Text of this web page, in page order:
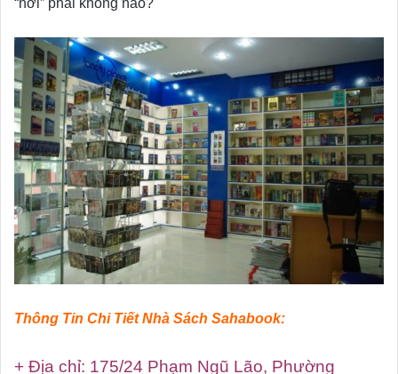
“hời” phải không nào?
Thông Tin Chi Tiết Nhà Sách Sahabook:
+ Địa chỉ: 175/24 Phạm Ngũ Lão, Phường